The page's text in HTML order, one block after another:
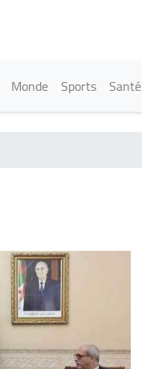
Monde Sports Santé